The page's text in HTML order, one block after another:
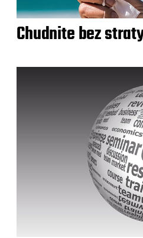
Chudnite bez